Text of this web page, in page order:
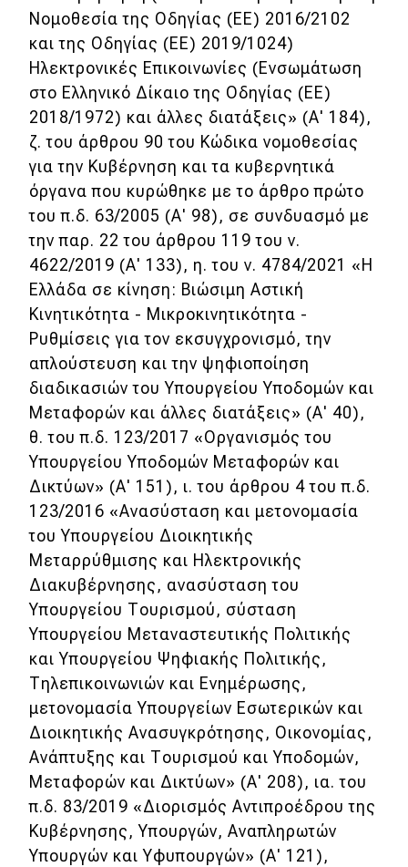
Νομοθεσία της Οδηγίας (ΕΕ) 2016/2102
και της Οδηγίας (ΕΕ) 2019/1024)
Ηλεκτρονικές Επικοινωνίες (Ενσωμάτωση
στο Ελληνικό Δίκαιο της Οδηγίας (ΕΕ)
2018/1972) και άλλες διατάξεις» (Α' 184),
ζ. του άρθρου 90 του Κώδικα νομοθεσίας
για την Κυβέρνηση και τα κυβερνητικά
όργανα που κυρώθηκε με το άρθρο πρώτο
του π.δ. 63/2005 (Α' 98), σε συνδυασμό με
την παρ. 22 του άρθρου 119 του ν.
4622/2019 (Α' 133), η. του ν. 4784/2021 «Η
Ελλάδα σε κίνηση: Βιώσιμη Αστική
Κινητικότητα - Μικροκινητικότητα -
Ρυθμίσεις για τον εκσυγχρονισμό, την
απλούστευση και την ψηφιοποίηση
διαδικασιών του Υπουργείου Υποδομών και
Μεταφορών και άλλες διατάξεις» (Α' 40),
θ. του π.δ. 123/2017 «Οργανισμός του
Υπουργείου Υποδομών Μεταφορών και
Δικτύων» (Α' 151), ι. του άρθρου 4 του π.δ.
123/2016 «Ανασύσταση και μετονομασία
του Υπουργείου Διοικητικής
Μεταρρύθμισης και Ηλεκτρονικής
Διακυβέρνησης, ανασύσταση του
Υπουργείου Τουρισμού, σύσταση
Υπουργείου Μεταναστευτικής Πολιτικής
και Υπουργείου Ψηφιακής Πολιτικής,
Τηλεπικοινωνιών και Ενημέρωσης,
μετονομασία Υπουργείων Εσωτερικών και
Διοικητικής Ανασυγκρότησης, Οικονομίας,
Ανάπτυξης και Τουρισμού και Υποδομών,
Μεταφορών και Δικτύων» (Α' 208), ια. του
π.δ. 83/2019 «Διορισμός Αντιπροέδρου της
Κυβέρνησης, Υπουργών, Αναπληρωτών
Υπουργών και Υφυπουργών» (Α' 121),